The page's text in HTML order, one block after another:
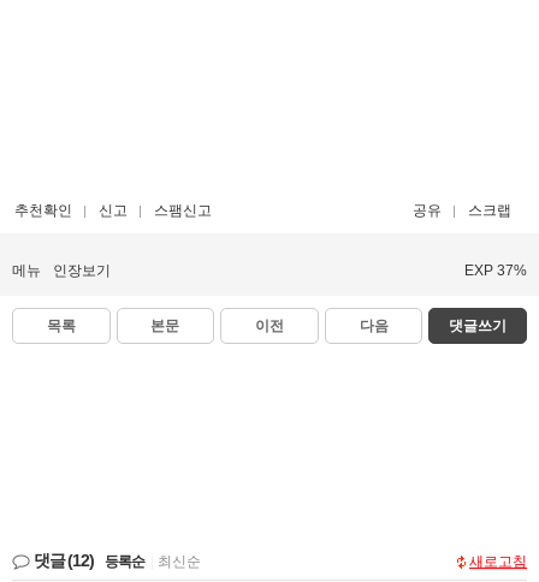
추천확인 신고 스팸신고 공유 스크랩
메뉴 인장보기 EXP 37%
목록 본문 이전 다음 댓글쓰기
댓글(12) 등록순 최신순 새로고침